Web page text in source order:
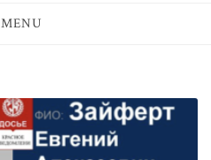
MENU